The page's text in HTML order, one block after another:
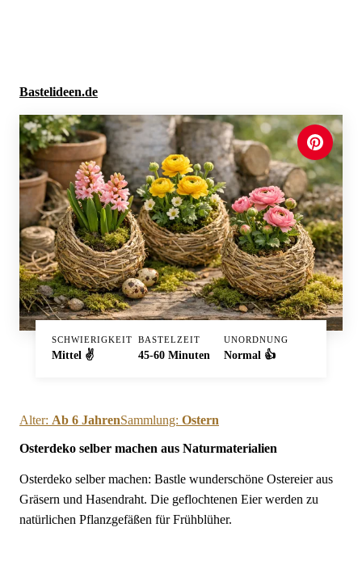
Bastelideen.de
Alter: Ab 6 JahrenSammlung: Ostern
Osterdeko selber machen aus Naturmaterialien
Osterdeko selber machen: Bastle wunderschöne Ostereier aus
Gräsern und Hasendraht. Die geflochtenen Eier werden zu
natürlichen Pflanzgefäßen für Frühblüher.
SCHWIERIGKEIT
Mittel ✌️
BASTELZEIT
45-60 Minuten
UNORDNUNG
Normal 👍